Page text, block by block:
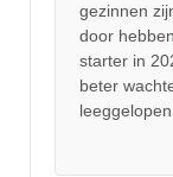
gezinnen
door
starter in
beter